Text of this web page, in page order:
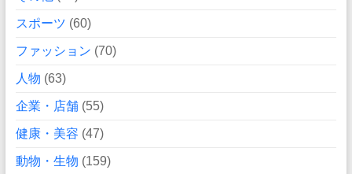
スポーツ (60)
ファッション (70)
人物 (63)
企業・店舗(55)
健康・美容 (47)
動物・生物 (159)